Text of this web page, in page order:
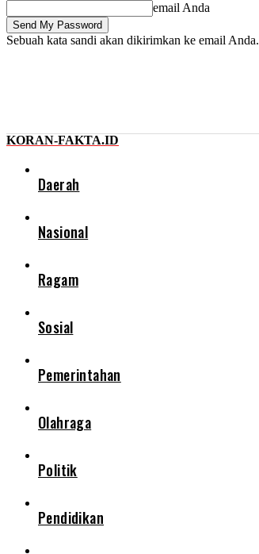
email Anda
Sebuah kata sandi akan dikirimkan ke email Anda.
KORAN-FAKTA.ID
Daerah
Nasional
Ragam
Sosial
Pemerintahan
Olahraga
Politik
Pendidikan